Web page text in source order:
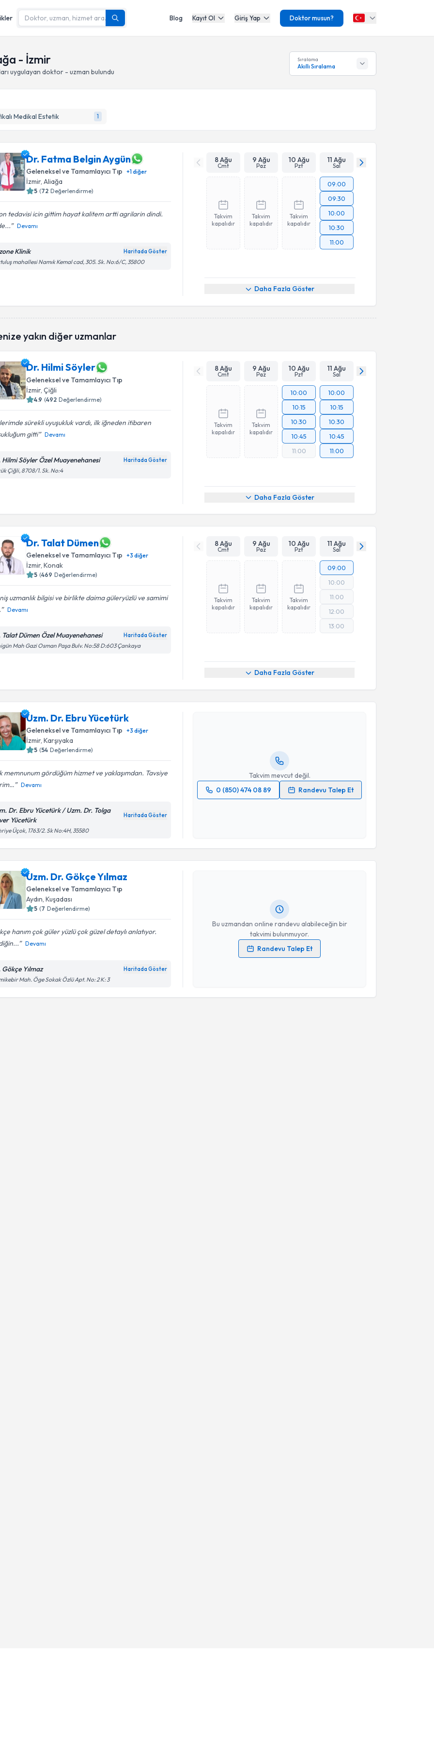
Blog Kayıt Ol Giriş Yap Doktor musun?
- İzmir
uygulayan doktor - uzman bulundu
Sıralama
Akıllı Sıralama
Medikal Estetik 1
Dr. Fatma Belgin Aygün
Geleneksel ve Tamamlayıcı Tıp +1diğer
İzmir, Aliağa
5 (72 Değerlendirme)
tedavisi icin gittim hayat kalitem artti agrilarin dindi.
Devamı
Klinik Haritada Göster
mahallesi Namık Kemal cad, 305. Sk. No:6/C, 35800
8 Ağu
Cmt
9 Ağu
Paz
10 Ağu
Pzt
11 Ağu
Sal
Takvim
kapalıdır
Takvim
kapalıdır
Takvim
kapalıdır
09:00
09:30
10:00
10:30
11:00
Daha Fazla Göster
yakın diğer uzmanlar
Dr. Hilmi Söyler
Geleneksel ve Tamamlayıcı Tıp
İzmir, Çiğli
4.9 (492 Değerlendirme)
sürekli uyuşukluk vardı, ilk iğneden itibaren
gitti
Devamı
Hilmi Söyler Özel Muayenehanesi Haritada Göster
Çiğli, 8708/1. Sk. No:4
8 Ağu
Cmt
9 Ağu
Paz
10 Ağu
Pzt
11 Ağu
Sal
Takvim
kapalıdır
Takvim
kapalıdır
10:00
10:15
10:30
10:45
11:00
10:00
10:15
10:30
10:45
11:00
Daha Fazla Göster
Dr. Talat Dümen
Geleneksel ve Tamamlayıcı Tıp +3 diğer
İzmir, Konak
5 (469 Değerlendirme)
uzmanlık bilgisi ve birlikte daima güleryüzlü ve samimi
Devamı
Talat Dümen Özel Muayenehanesi Haritada Göster
Mah Gazi Osman Paşa Bulv. No:58 D:603 Çankaya
8 Ağu
Cmt
9 Ağu
Paz
10 Ağu
Pzt
11 Ağu
Sal
Takvim
kapalıdır
Takvim
kapalıdır
Takvim
kapalıdır
09:00
10:00
11:00
12:00
13:00
Daha Fazla Göster
Uzm. Dr. Ebru Yücetürk
Geleneksel ve Tamamlayıcı Tıp +3 diğer
İzmir, Karşıyaka
5 (54 Değerlendirme)
memnunum gördüğüm hizmet ve yaklaşımdan. Tavsiye
Devamı
Dr. Ebru Yücetürk / Uzm. Dr. Tolga
Yücetürk
Haritada Göster
Üçok, 1763/2. Sk No:4H, 35580
Takvim mevcut değil.
0 (850) 474 08 89
Randevu Talep Et
Uzm. Dr. Gökçe Yılmaz
Geleneksel ve Tamamlayıcı Tıp
Aydın , Kuşadası
5 (7 Değerlendirme)
hanım çok güler yüzlü çok güzel detaylı anlatıyor.
Devamı
Gökçe Yılmaz Haritada Göster
Mah. Öge Sokak Özlü Apt. No: 2 K: 3
Bu uzmandan online randevu alabileceğin bir
takvimi bulunmuyor.
Randevu Talep Et
Randevu Takvimi Talebi
Uzm. Dr. Gökçe Yılmaz
Kişisel verilerimin işlenmesine ilişkinAydınlatma Metni